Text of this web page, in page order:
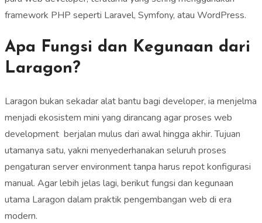
framework PHP seperti Laravel, Symfony, atau WordPress.
Apa Fungsi dan Kegunaan dari
Laragon?
Laragon bukan sekadar alat bantu bagi developer, ia menjelma
menjadi ekosistem mini yang dirancang agar proses web
development berjalan mulus dari awal hingga akhir. Tujuan
utamanya satu, yakni menyederhanakan seluruh proses
pengaturan server environment tanpa harus repot konfigurasi
manual. Agar lebih jelas lagi, berikut fungsi dan kegunaan
utama Laragon dalam praktik pengembangan web di era
modern.